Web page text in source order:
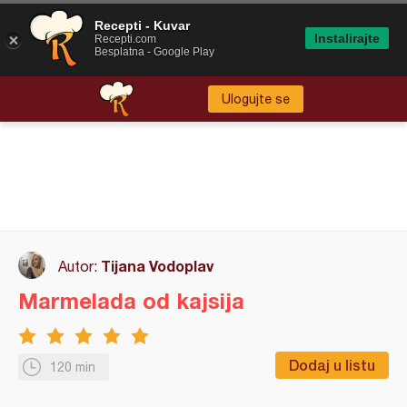
Ulogujte se
Autor: Tijana Vodoplav
120 min Dodaj u listu
Marmelada od kajsija
Recepti - Kuvar
Recepti.com
Besplatna - Google Play
Instalirajte